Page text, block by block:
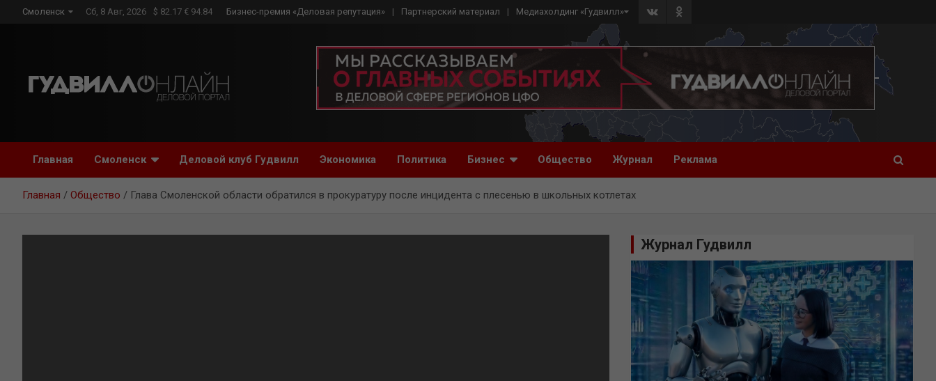
Смоленск Сб, 8 Авг, 2026 $ 82.17 € 94.84 Бизнес-премия «Деловая репутация» Партнерский материал Медиахолдинг «Гудвилл»
Главная Смоленск Деловой клуб Гудвилл Экономика Политика Бизнес Общество Журнал Реклама
Главная Общество Глава Смоленской области обратился в прокуратуру после инцидента с плесенью в школьных котлетах
Журнал Гудвилл